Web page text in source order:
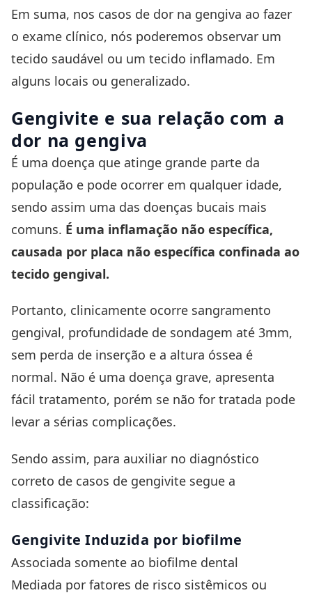
Em suma, nos casos de dor na gengiva ao fazer
o exame clínico, nós poderemos observar um
tecido saudável ou um tecido inflamado. Em
alguns locais ou generalizado.
Gengivite e sua relação com a
dor na gengiva
É uma doença que atinge grande parte da
população e pode ocorrer em qualquer idade,
sendo assim uma das doenças bucais mais
comuns. É uma inflamação não específica,
causada por placa não específica confinada ao
tecido gengival.
Portanto, clinicamente ocorre sangramento
gengival, profundidade de sondagem até 3mm,
sem perda de inserção e a altura óssea é
normal. Não é uma doença grave, apresenta
fácil tratamento, porém se não for tratada pode
levar a sérias complicações.
Sendo assim, para auxiliar no diagnóstico
correto de casos de gengivite segue a
classificação:
Gengivite Induzida por biofilme
Associada somente ao biofilme dental
Mediada por fatores de risco sistêmicos ou